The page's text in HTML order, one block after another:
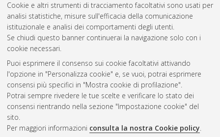
Cookie e altri strumenti di tracciamento facoltativi sono usati per
analisi statistiche, misure sull'efficacia della comunicazione
istituzionale e analisi dei comportamenti degli utenti.
Se chiudi questo banner continuerai la navigazione solo con i
cookie necessari.
Puoi esprimere il consenso sui cookie facoltativi attivando
l'opzione in "Personalizza cookie" e, se vuoi, potrai esprimere
consensi più specifici in "Mostra cookie di profilazione".
Potrai sempre rivedere le tue scelte e verificare lo stato dei
consensi rientrando nella sezione "Impostazione cookie" del
sito.
Per maggiori informazioni consulta la nostra Cookie policy.
Questa lista e' stata generata ilSat Aug 8 20:37:29 2026
Atom
Rss 1.0
Rss 2.0
ISSN: 2038-7946